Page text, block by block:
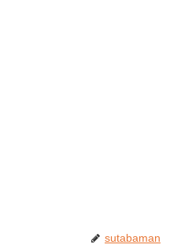
sutabaman